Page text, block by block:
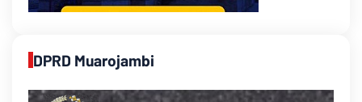
DPRD Muarojambi